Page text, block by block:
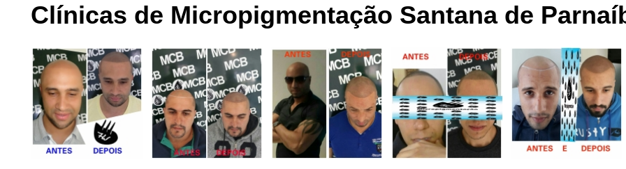
Preenchimento
capilar
Tratamento para
calvície
Curso de
Curso de Micropigmentação Santo
Curso
Curso Presencial
Cursos de
Cursos de Micropigmentação de
Clínicas de Micropigmentação Santana de